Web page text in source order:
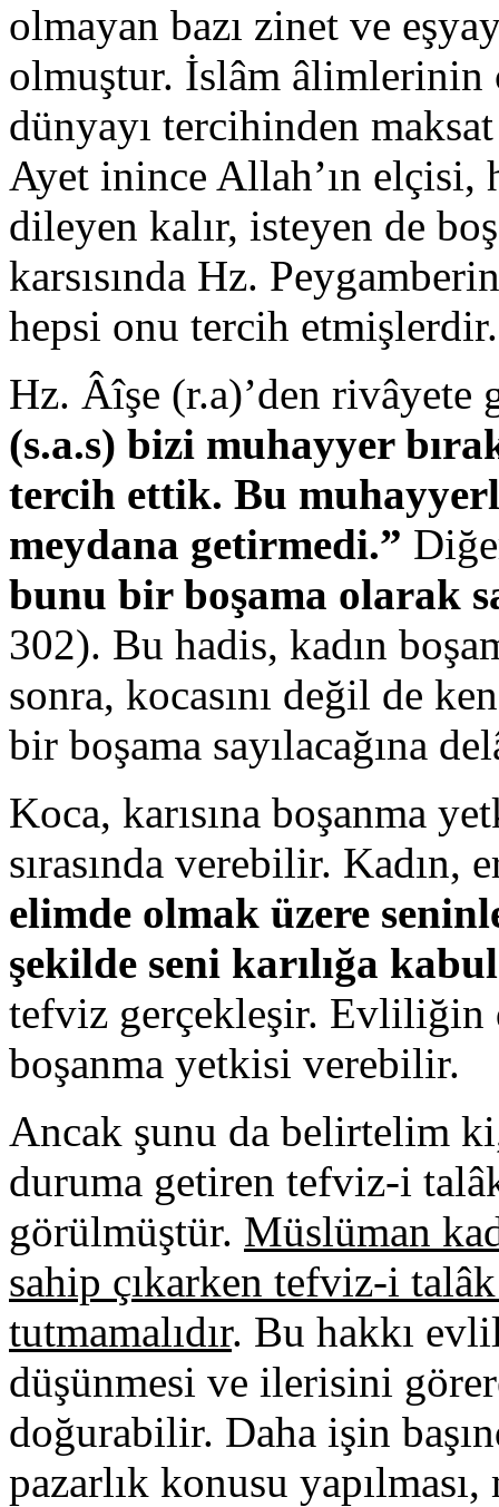
olmayan bazı zinet ve
olmuştur. İslâm âlimlerinin
dünyayı tercihinden
Ayet inince Allah’ın elçisi,
dileyen kalır, isteyen de
karsısında Hz.
hepsi onu tercih etmişlerdir.
Hz. Âîşe (r.a)’den
(s.a.s) bizi muhayyer
tercih ettik. Bu
meydana getirmedi.”
bunu bir boşama olarak
302). Bu hadis, kadın
sonra, kocasını değil de
bir boşama sayılacağına
Koca, karısına boşanma
sırasında verebilir. Kadın,
elimde olmak üzere
şekilde seni karılığa
tefviz gerçekleşir. Evliliğin
boşanma yetkisi verebilir.
Ancak şunu da belirtelim
duruma getiren tefviz-i
görülmüştür. Müslüman
sahip çıkarken tefviz-i
tutmamalıdır. Bu hakkı
düşünmesi ve ilerisini
doğurabilir. Daha işin
pazarlık konusu